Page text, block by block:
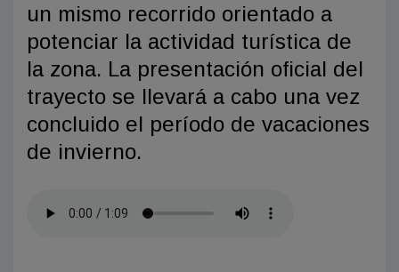
un mismo recorrido orientado a
potenciar la actividad turística de
la zona. La presentación oficial del
trayecto se llevará a cabo una vez
concluido el período de vacaciones
de invierno.